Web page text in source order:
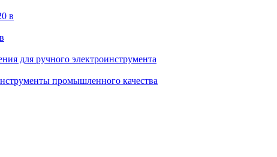
в
для ручного электроинструмента
промышленного качества